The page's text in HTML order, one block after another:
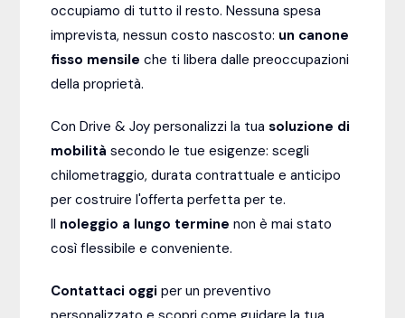
occupiamo di tutto il resto. Nessuna spesa
imprevista, nessun costo nascosto: un canone
fisso mensile che ti libera dalle preoccupazioni
della proprietà.
Con Drive & Joy personalizzi la tuasoluzione di
mobilità secondo le tue esigenze: scegli
chilometraggio, durata contrattuale e anticipo
per costruire l'offerta perfetta per te.
Il noleggio a lungo termine non è mai stato
così flessibile e conveniente.
Contattaci oggi per un preventivo